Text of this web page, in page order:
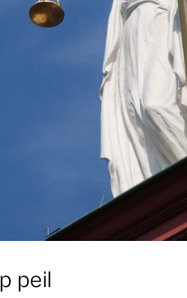
peil